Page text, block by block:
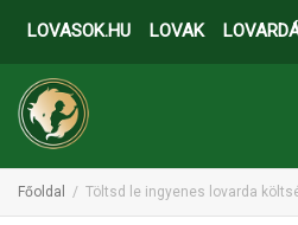
LOVASOK.HU LOVAK
Főoldal Töltsd le ingyenes lovarda